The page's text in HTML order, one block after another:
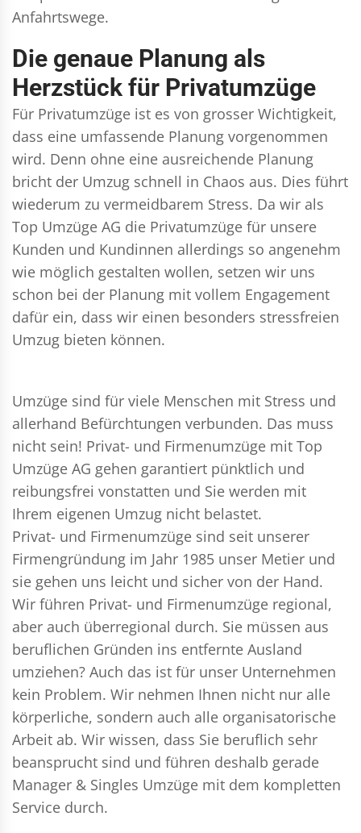
Anfahrtswege.
Die genaue Planung als
Herzstück für Privatumzüge
Für Privatumzüge ist es von grosser Wichtigkeit,
dass eine umfassende Planung vorgenommen
wird. Denn ohne eine ausreichende Planung
bricht der Umzug schnell in Chaos aus. Dies führt
wiederum zu vermeidbarem Stress. Da wir als
Top Umzüge AG die Privatumzüge für unsere
Kunden und Kundinnen allerdings so angenehm
wie möglich gestalten wollen, setzen wir uns
schon bei der Planung mit vollem Engagement
dafür ein, dass wir einen besonders stressfreien
Umzug bieten können.
Umzüge sind für viele Menschen mit Stress und
allerhand Befürchtungen verbunden. Das muss
nicht sein! Privat- und Firmenumzüge mit Top
Umzüge AG gehen garantiert pünktlich und
reibungsfrei vonstatten und Sie werden mit
Ihrem eigenen Umzug nicht belastet.
Privat- und Firmenumzüge sind seit unserer
Firmengründung im Jahr 1985 unser Metier und
sie gehen uns leicht und sicher von der Hand.
Wir führen Privat- und Firmenumzüge regional,
aber auch überregional durch. Sie müssen aus
beruflichen Gründen ins entfernte Ausland
umziehen? Auch das ist für unser Unternehmen
kein Problem. Wir nehmen Ihnen nicht nur alle
körperliche, sondern auch alle organisatorische
Arbeit ab. Wir wissen, dass Sie beruflich sehr
beansprucht sind und führen deshalb gerade
Manager & Singles Umzüge mit dem kompletten
Service durch.